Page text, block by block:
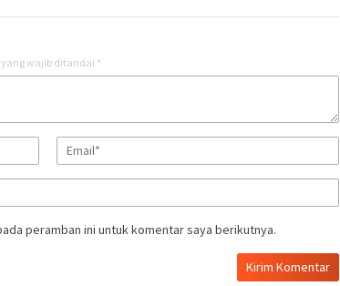
yang wajib ditandai *
peramban ini untuk komentar saya berikutnya.